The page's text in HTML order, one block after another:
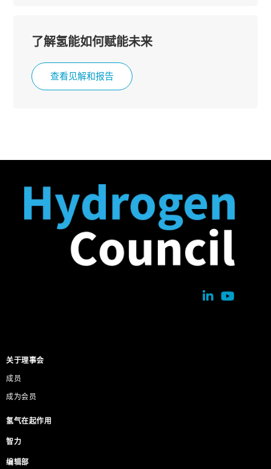
了解氢能如何赋能未来
查看见解和报告
关于理事会
成员
成为会员
氢气在起作用
智力
编辑部